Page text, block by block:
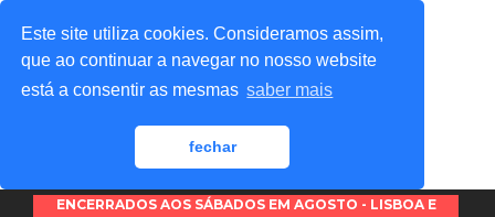
Este site utiliza cookies. Consideramos assim,
que ao continuar a navegar no nosso website
está a consentir as mesmas saber mais
fechar
ENCERRADOS AOS SÁBADOS EM AGOSTO - LISBOA E